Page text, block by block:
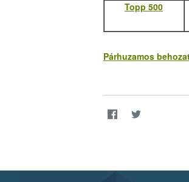
Topp 500
Párhuzamos